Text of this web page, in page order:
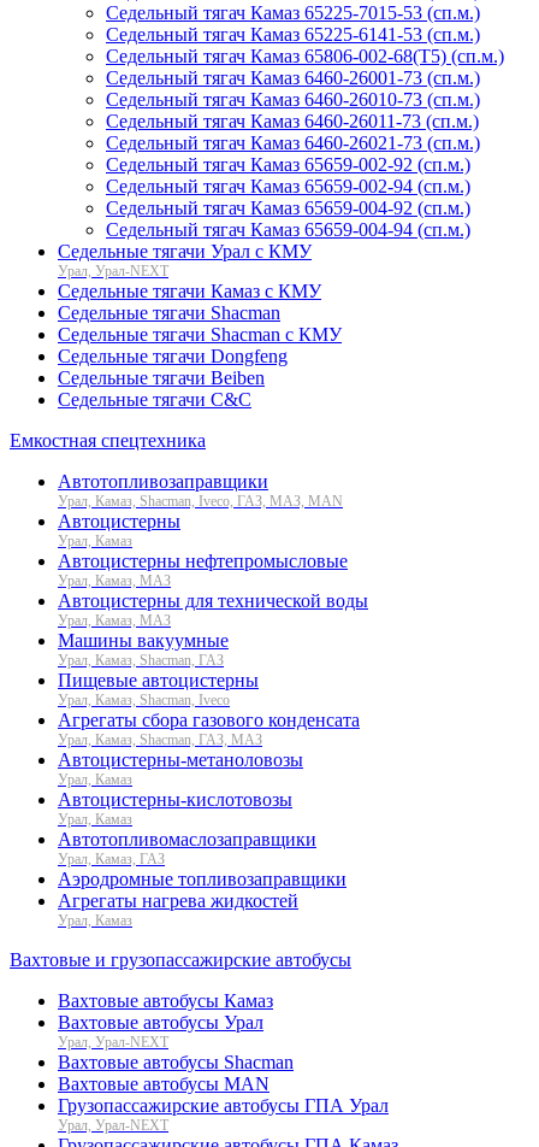
Седельный тягач Камаз 65225-7015-53 (сп.м.)
Седельный тягач Камаз 65225-6141-53 (сп.м.)
Седельный тягач Камаз 65806-002-68(T5) (сп.м.)
Седельный тягач Камаз 6460-26001-73 (сп.м.)
Седельный тягач Камаз 6460-26010-73 (сп.м.)
Cедельный тягач Камаз 6460-26011-73 (сп.м.)
Седельный тягач Камаз 6460-26021-73 (сп.м.)
Седельный тягач Камаз 65659-002-92 (сп.м.)
Седельный тягач Камаз 65659-002-94 (сп.м.)
Седельный тягач Камаз 65659-004-92 (сп.м.)
Седельный тягач Камаз 65659-004-94 (сп.м.)
Седельные тягачи Урал с КМУ
Урал, Урал-NEXT
Седельные тягачи Камаз с КМУ
Седельные тягачи Shacman
Седельные тягачи Shacman с КМУ
Седельные тягачи Dongfeng
Седельные тягачи Beiben
Седельные тягачи C&C
Емкостная спецтехника
Автотопливозаправщики
Урал, Камаз, Shacman, Iveco, ГАЗ, МАЗ, MAN
Автоцистерны
Урал, Камаз
Автоцистерны нефтепромысловые
Урал, Камаз, МАЗ
Автоцистерны для технической воды
Урал, Камаз, МАЗ
Машины вакуумные
Урал, Камаз, Shacman, ГАЗ
Пищевые автоцистерны
Урал, Камаз, Shacman, Iveco
Агрегаты сбора газового конденсата
Урал, Камаз, Shacman, ГАЗ, МАЗ
Автоцистерны-метаноловозы
Урал, Камаз
Автоцистерны-кислотовозы
Урал, Камаз
Автотопливомаслозаправщики
Урал, Камаз, ГАЗ
Аэродромные топливозаправщики
Агрегаты нагрева жидкостей
Урал, Камаз
Вахтовые и грузопассажирские автобусы
Вахтовые автобусы Камаз
Вахтовые автобусы Урал
Урал, Урал-NEXT
Вахтовые автобусы Shacman
Вахтовые автобусы MAN
Грузопассажирские автобусы ГПА Урал
Урал, Урал-NEXT